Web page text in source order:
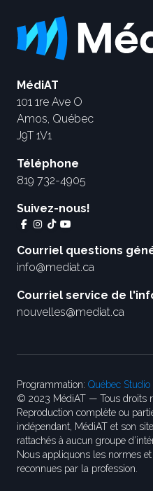
MédiAT
101 1re Ave O
Amos, Québec
J9T 1V1
Téléphone
819 732-4905
Suivez-nous!
Courriel questions
info@mediat.ca
Courriel service de
nouvelles@mediat.ca
Programmation: Québec Studio
© 2023 MédiAT — Tous droits
Reproduction complète ou
indépendant, MédiAT et son
rattachés à aucun groupe
Nous appliquons les normes
reconnues par la profession.